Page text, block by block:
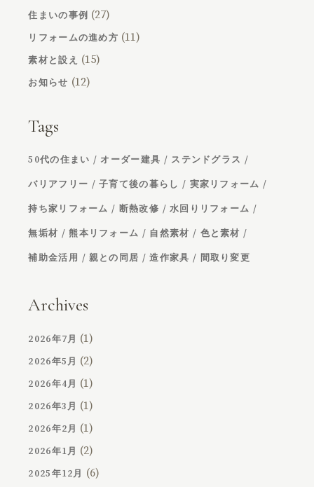
住まいの事例 (27)
リフォームの進め方 (11)
素材と設え (15)
お知らせ (12)
Tags
50代の住まい オーダー建具 ステンドグラス
バリアフリー 子育て後の暮らし 実家リフォーム
持ち家リフォーム 断熱改修 水回りリフォーム
無垢材 熊本リフォーム 自然素材 色と素材
補助金活用 親との同居 造作家具 間取り変更
Archives
2026年7月 (1)
2026年5月 (2)
2026年4月 (1)
2026年3月 (1)
2026年2月 (1)
2026年1月 (2)
2025年12月 (6)